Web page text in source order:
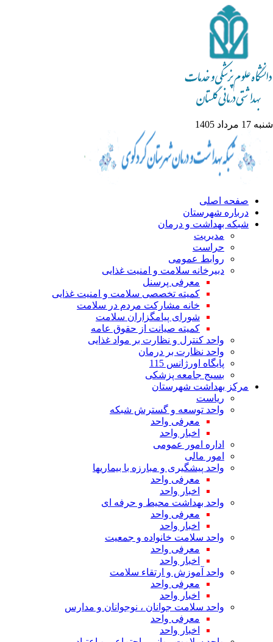
مرداد 1405
صفحه اصلی
درباره شهرستان
شبکه بهداشت و درمان
مدیریت
حراست
روابط عمومی
دبیرخانه سلامت و امنیت غذایی
معرفی پرسنل
کمیته تخصصی سلامت و امنیت غذایی
خانه مشارکت مردم در سلامت
شورای پیامگزاران سلامت
کمیته صیانت از حقوق عامه
واحد کنترل و نظارت بر مواد غذایی
واحد نظارت بر درمان
پایگاه اورژانس 115
بسیج جامعه پزشکی
مرکز بهداشت شهرستان
ریاست
واحد توسعه و گسترش شبکه
معرفی واحد
اخبار واحد
اداره امور عمومی
امور مالی
واحد پیشگیری و مبارزه با بیماریها
معرفی واحد
اخبار واحد
واحد بهداشت محیط و حرفه ای
معرفی واحد
اخبار واحد
واحد سلامت خانواده و جمعیت
معرفی واحد
اخبار واحد
واحد آموزش و ارتقاء سلامت
معرفی واحد
اخبار واحد
واحد سلامت جوانان ، نوجوانان و مدارس
معرفی واحد
اخبار واحد